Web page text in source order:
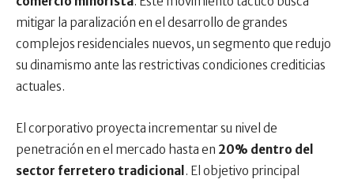
mitigar la paralización en el desarrollo de grandes
complejos residenciales nuevos, un segmento que redujo
su dinamismo ante las restrictivas condiciones crediticias
actuales.
El corporativo proyecta incrementar su nivel de
penetración en el mercado hasta en 20% dentro del
sector ferretero tradicional . El objetivo principal